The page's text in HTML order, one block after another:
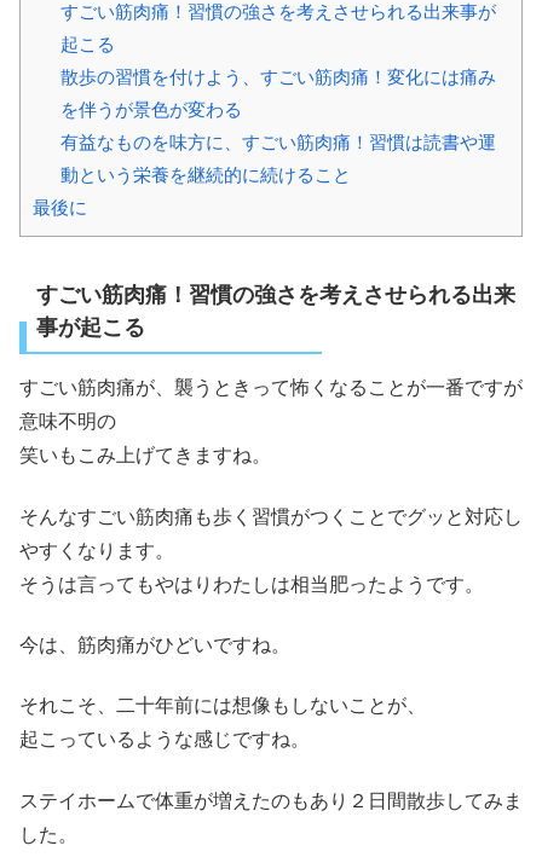
すごい筋肉痛！習慣の強さを考えさせられる出来事が
起こる
散歩の習慣を付けよう、すごい筋肉痛！変化には痛み
を伴うが景色が変わる
有益なものを味方に、すごい筋肉痛！習慣は読書や運
動という栄養を継続的に続けること
最後に
すごい筋肉痛！習慣の強さを考えさせられる出来
事が起こる
すごい筋肉痛が、襲うときって怖くなることが一番ですが
意味不明の
笑いもこみ上げてきますね。
そんなすごい筋肉痛も歩く習慣がつくことでグッと対応し
やすくなります。
そうは言ってもやはりわたしは相当肥ったようです。
今は、筋肉痛がひどいですね。
それこそ、二十年前には想像もしないことが、
起こっているような感じですね。
ステイホームで体重が増えたのもあり２日間散歩してみま
した。